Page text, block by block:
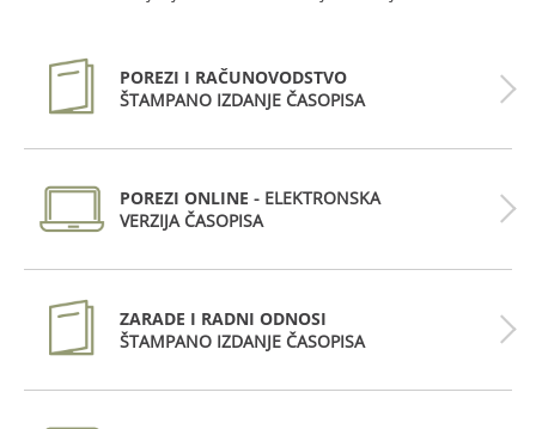
POREZI I RAČUNOVODSTVO
ŠTAMPANO IZDANJE ČASOPISA
POREZI ONLINE - ELEKTRONSKA
VERZIJA ČASOPISA
ZARADE I RADNI ODNOSI
ŠTAMPANO IZDANJE ČASOPISA